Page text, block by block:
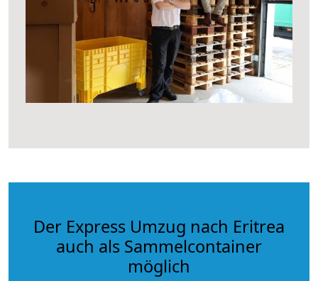
Der Express Umzug nach Eritrea
auch als Sammelcontainer
möglich